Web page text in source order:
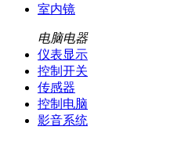
室内镜
电脑电器
仪表显示
控制开关
传感器
控制电脑
影音系统